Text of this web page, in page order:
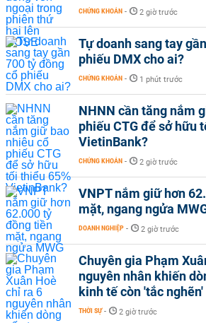
CHỨNG KHOÁN - 2 giờ trước
Tự doanh sang tay
phiếu DMX cho ai?
CHỨNG KHOÁN - 1 phút trước
NHNN cần tăng nắm
phiếu CTG để sở hữu
VietinBank?
CHỨNG KHOÁN - 2 giờ trước
VNPT nắm giữ hơn
mặt, ngang ngửa
DOANH NGHIỆP - 2 giờ trước
Chuyên gia Phạm
nguyên nhân khiến
kinh tế còn 'tắc nghẽn'
THỜI SỰ - 2 giờ trước